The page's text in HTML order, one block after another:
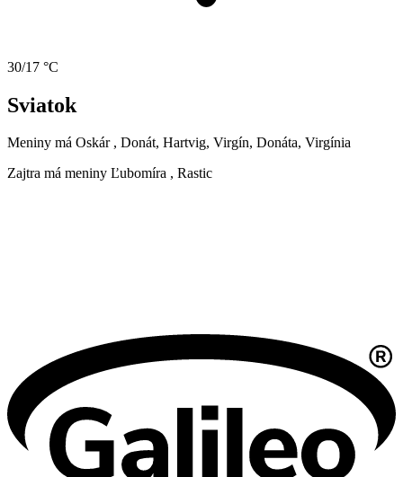
30/17 °C
Sviatok
Meniny má Oskár , Donát, Hartvig, Virgín, Donáta, Virgínia
Zajtra má meniny Ľubomíra , Rastic